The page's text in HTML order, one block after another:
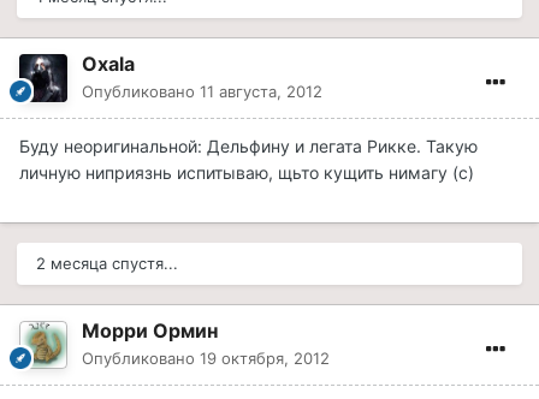
Oxala
Опубликовано 11 августа, 2012
Буду неоригинальной: Дельфину и легата Рикке. Такую
личную ниприязнь испитываю, щьто кущить нимагу (с)
2 месяца спустя...
Морри Ормин
Опубликовано 19 октября, 2012